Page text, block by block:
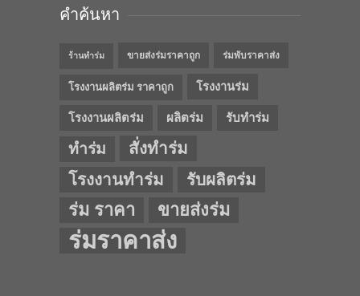
คำค้นหา
ร้านทำร่ม ขายส่งร่มราคาถูก ร่มพับราคาส่ง
โรงงานผลิตร่ม ราคาถูก โรงงานร่ม
โรงงานผลิตร่ม ผลิตร่ม รับทำร่ม
ทำร่ม
สั่งทำร่ม
โรงงานทำร่ม
รับผลิตร่ม
ร่ม ราคา ขายส่งร่ม
ร่มราคาส่ง